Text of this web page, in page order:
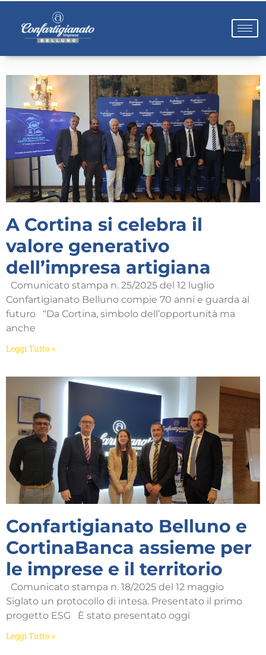
A Cortina si celebra il
valore generativo
dell’impresa artigiana
Comunicato stampa n. 25/2025 del 12 luglio
Confartigianato Belluno compie 70 anni e guarda al
futuro “Da Cortina, simbolo dell’opportunità ma
anche
Leggi Tutto »
Confartigianato Belluno e
CortinaBanca assieme per
le imprese e il territorio
Comunicato stampa n. 18/2025 del 12 maggio
Siglato un protocollo di intesa. Presentato il primo
progetto ESG È stato presentato oggi
Leggi Tutto »